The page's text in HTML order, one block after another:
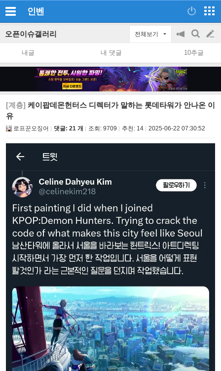
인벤
오픈이슈갤러리 전체보기
공
지
on/off
검
색
글
쓰
내글 내 댓글 10추글
[계층] 케이팝데몬헌터스 디렉터가 말하는 롯데타워가 안나온 이
유
로프꾼오징어 댓글: 21 개 조회: 9709 추천: 14 2025-06-22 07:30:52